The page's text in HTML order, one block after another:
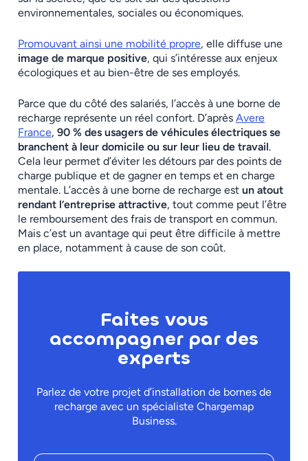
environnementales, sociales ou économiques.
Promouvant ainsi une mobilité propre, elle diffuse une
image de marque positive, qui s’intéresse aux enjeux
écologiques et au bien-être de ses employés.
Parce que du côté des salariés, l’accès à une borne de
recharge représente un réel confort. D’après Avere
France, 90 % des usagers de véhicules électriques se
branchent à leur domicile ou sur leur lieu de travail.
Cela leur permet d’éviter les détours par des points de
charge publique et de gagner en temps et en charge
mentale. L’accès à une borne de recharge est un atout
rendant l’entreprise attractive, tout comme peut l’être
le remboursement des frais de transport en commun.
Mais c’est un avantage qui peut être difficile à mettre
en place, notamment à cause de son coût.
Faites vous
accompagner par des
experts
Parlez de votre projet d’installation de bornes de
recharge avec un spécialiste Chargemap
Business.